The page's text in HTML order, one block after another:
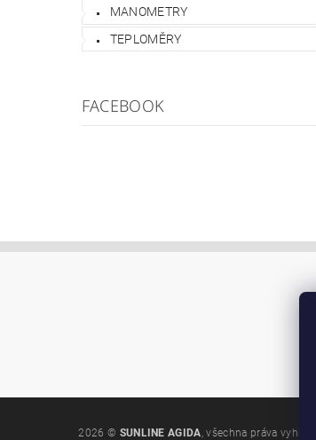
MANOMETRY
TEPLOMĚRY
FACEBOOK
2026 © SUNLINE AGIDA, všechna práva